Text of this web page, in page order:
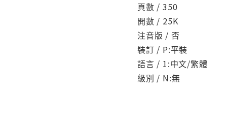
頁數 / 350
開數 / 25K
注音版 / 否
裝訂 / P:平裝
語言 / 1:中文/繁體
級別 / N:無